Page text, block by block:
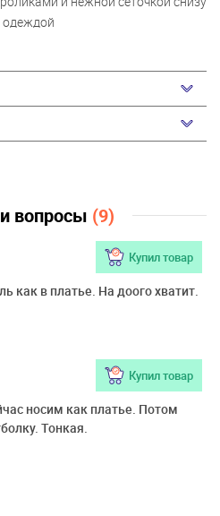
одеждой
вопросы (9)
Купил товар
как в платье. На доого хватит.
Купил товар
носим как платье. Потом
Тонкая.